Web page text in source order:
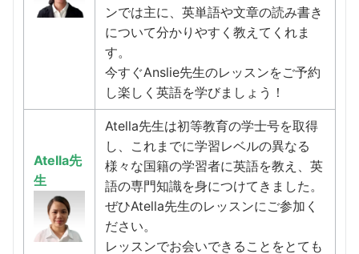
ンでは主に、英単語や文章の読み書き
について分かりやすく教えてくれま
す。
今すぐAnslie先生のレッスンをご予約
し楽しく英語を学びましょう！
Atella先
生
Atella先生は初等教育の学士号を取得
し、これまでに学習レベルの異なる
様々な国籍の学習者に英語を教え、英
語の専門知識を身につけてきました。
ぜひAtella先生のレッスンにご参加く
ださい。
レッスンでお会いできることをとても